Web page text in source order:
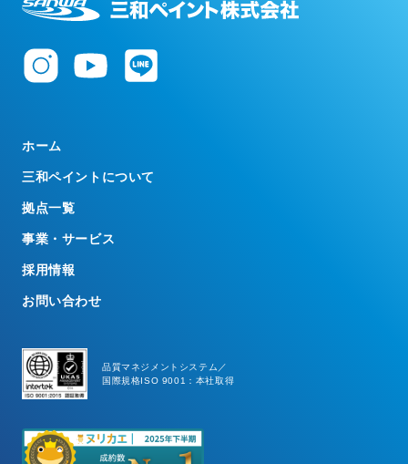
ホーム
三和ペイントについて
拠点一覧
事業・サービス
採用情報
お問い合わせ
品質マネジメントシステム／
国際規格ISO 9001：本社取得